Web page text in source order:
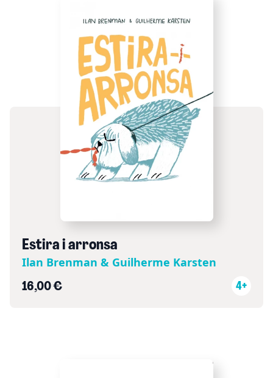
Estira i arronsa
Ilan Brenman & Guilherme Karsten
16,00 € 4+